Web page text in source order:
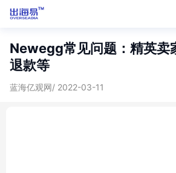
Newegg常见问题：精英卖
退款等
蓝海亿观网/ 2022-03-11